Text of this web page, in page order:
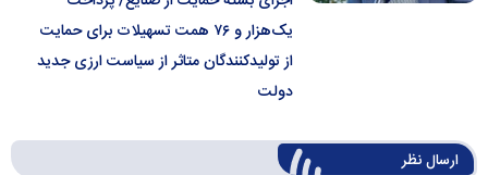
یک‌هزار و ۷۶ همت تسهیلات برای حمایت
از تولیدکنندگان متاثر از سیاست ارزی جدید
دولت
ارسال‌ نظر